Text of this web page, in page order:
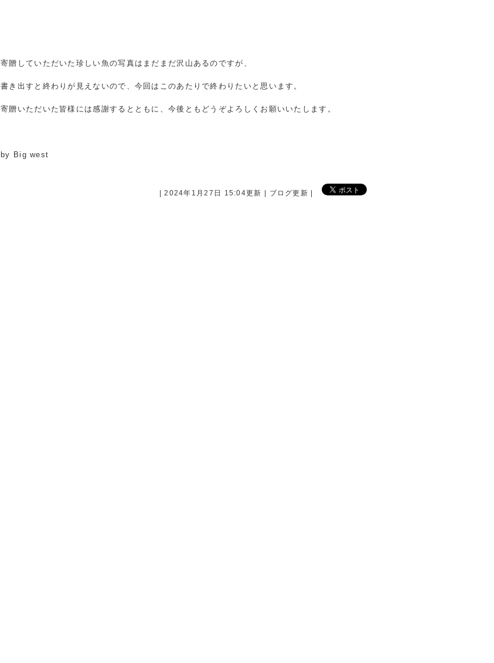
寄贈していただいた珍しい魚の写真はまだまだ沢山あるのですが、
書き出すと終わりが見えないので、今回はこのあたりで終わりたいと思います。
寄贈いただいた皆様には感謝するとともに、今後ともどうぞよろしくお願いいたします。
by Big west
| 2024年1月27日 15:04更新 | ブログ更新 |